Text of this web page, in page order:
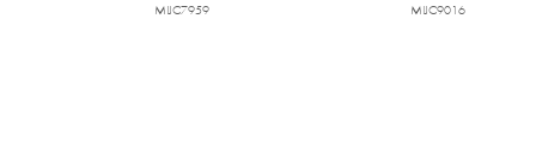
MIJC7959 MIJC9016